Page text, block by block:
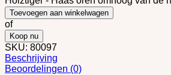
Toevoegen aan winkelwagen
of
Koop nu
SKU: 80097
Beschrijving
Beoordelingen (0)